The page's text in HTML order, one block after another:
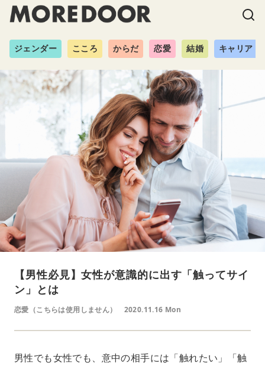
ジェンダー こころ からだ 恋愛 結婚 キャリア
【男性必見】女性が意識的に出す「触ってサイ
ン」とは
恋愛（こちらは使用しません） 2020.11.16 Mon
男性でも女性でも、意中の相手には「触れたい」「触